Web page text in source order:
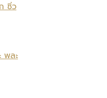
ซิ่ว
พละ